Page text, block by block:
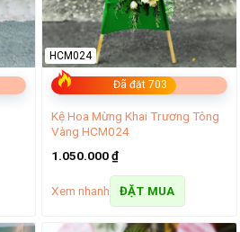
Đã đặt 703
HCM024
Kệ Hoa Mừng Khai Trương Tông
Vàng HCM024
1.050.000₫
Xem nhanh ĐẶT MUA